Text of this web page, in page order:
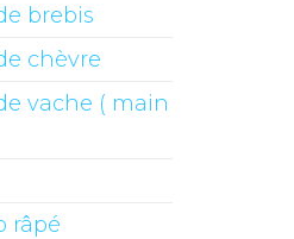
brebis
chèvre
vache ( main
râpé